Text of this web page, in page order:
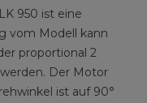
950 ist eine
vom ­Modell kann
proportional 2
Der Motor
ist auf 90°